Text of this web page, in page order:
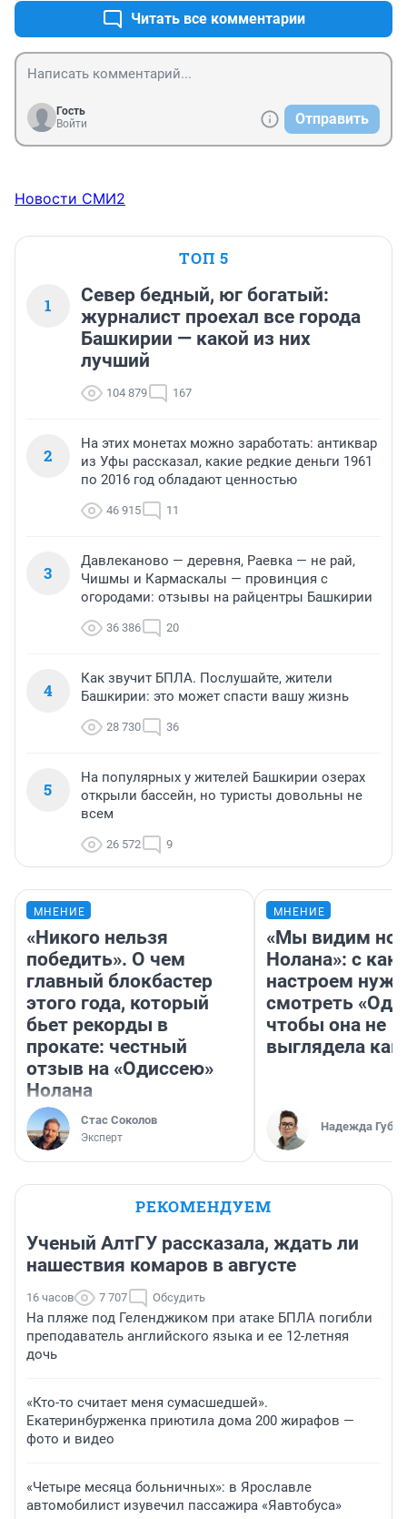
Читать все комментарии
Гость
Войти
Отправить
Новости СМИ2
ТОП 5
1
Север бедный, юг богатый:
журналист проехал все города
Башкирии — какой из них
лучший
104 879 167
2
На этих монетах можно заработать: антиквар
из Уфы рассказал, какие редкие деньги 1961
по 2016 год обладают ценностью
46 915 11
3
Давлеканово — деревня, Раевка — не рай,
Чишмы и Кармаскалы — провинция с
огородами: отзывы на райцентры Башкирии
36 386 20
4
Как звучит БПЛА. Послушайте, жители
Башкирии: это может спасти вашу жизнь
28 730 36
5
На популярных у жителей Башкирии озерах
открыли бассейн, но туристы довольны не
всем
26 572 9
МНЕНИЕ
«Никого нельзя
победить». О чем
главный блокбастер
этого года, который
бьет рекорды в
прокате: честный
отзыв на «Одиссею»
Нолана
Стас Соколов
Эксперт
МНЕНИЕ
«Мы видим
Нолана»: с
настроем
смотреть
чтобы она не
выглядела как
Надежда
РЕКОМЕНДУЕМ
Ученый АлтГУ рассказала, ждать ли
нашествия комаров в августе
16 часов 7 707 Обсудить
На пляже под Геленджиком при атаке БПЛА погибли
преподаватель английского языка и ее 12-летняя
дочь
«Кто-то считает меня сумасшедшей».
Екатеринбурженка приютила дома 200 жирафов —
фото и видео
«Четыре месяца больничных»: в Ярославле
автомобилист изувечил пассажира «Яавтобуса»